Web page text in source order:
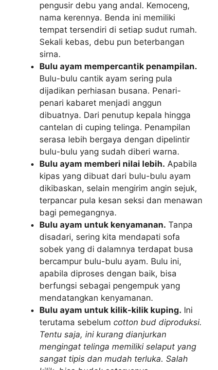
pengusir debu yang andal. Kemoceng,
nama kerennya. Benda ini memiliki
tempat tersendiri di setiap sudut rumah.
Sekali kebas, debu pun beterbangan
sirna.
Bulu ayam mempercantik penampilan.
Bulu-bulu cantik ayam sering pula
dijadikan perhiasan busana. Penari-
penari kabaret menjadi anggun
dibuatnya. Dari penutup kepala hingga
cantelan di cuping telinga. Penampilan
serasa lebih bergaya dengan dipelintir
bulu-bulu yang sudah diberi warna.
Bulu ayam memberi nilai lebih. Apabila
kipas yang dibuat dari bulu-bulu ayam
dikibaskan, selain mengirim angin sejuk,
terpancar pula kesan seksi dan menawan
bagi pemegangnya.
Bulu ayam untuk kenyamanan. Tanpa
disadari, sering kita mendapati sofa
sobek yang di dalamnya terdapat busa
bercampur bulu-bulu ayam. Bulu ini,
apabila diproses dengan baik, bisa
berfungsi sebagai pengempuk yang
mendatangkan kenyamanan.
Bulu ayam untuk kilik-kilik kuping. Ini
terutama sebelum cotton bud diproduksi.
Tentu saja, ini kurang dianjurkan
mengingat telinga memiliki selaput yang
sangat tipis dan mudah terluka. Salah